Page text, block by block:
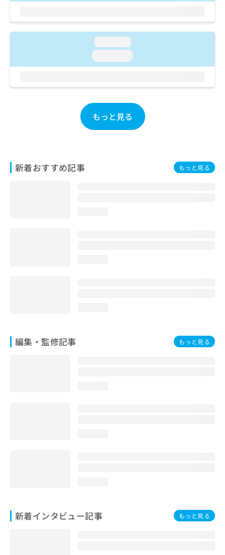
もっと見る
新着おすすめ記事 もっと見る
編集・監修記事 もっと見る
新着インタビュー記事 もっと見る
は
ち